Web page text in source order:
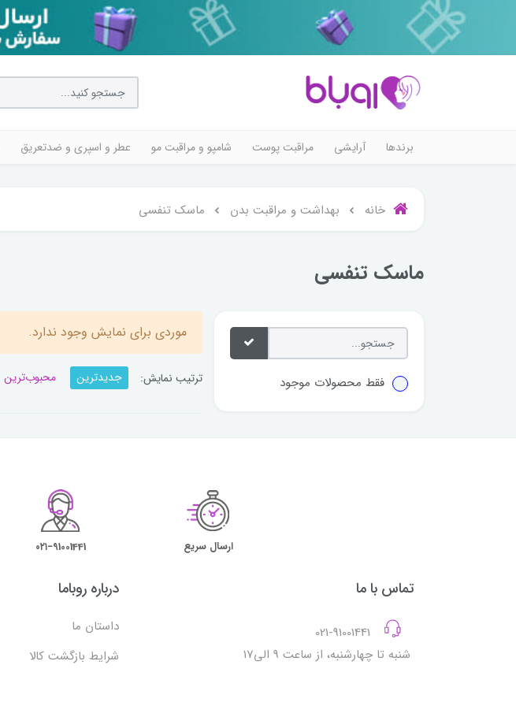
برندها آرایشی مراقبت پوست شامپو و مراقبت مو عطر و اسپری و ضدتعریق
خانه بهداشت و مراقبت بدن ماسک تنفسی
ماسک تنفسی
فقط محصولات موجود
موردی برای نمایش وجود ندارد.
ترتیب نمایش: جدیدترین محبوب‌ترین
ارسال سریع ۰۲۱−91001441
تماس با ما
شنبه تا چهارشنبه، از ساعت 9 الی17
درباره روباما
داستان ما
شرایط بازگشت کالا